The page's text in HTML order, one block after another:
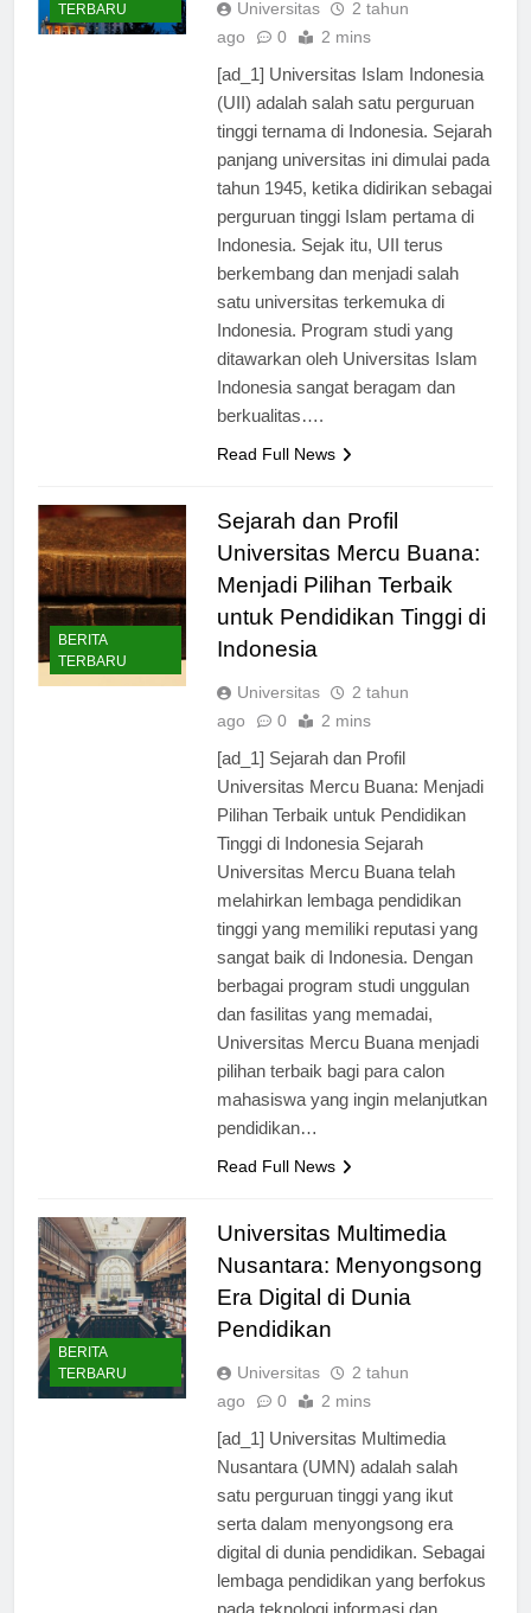
BERITA
TERBARU
Universitas
2 tahun
[ad_1] Universitas Islam Indonesia
(UII) adalah salah satu perguruan
tinggi ternama di Indonesia. Sejarah
panjang universitas ini dimulai pada
tahun 1945, ketika didirikan sebagai
perguruan tinggi Islam pertama di
Indonesia. Sejak itu, UII terus
berkembang dan menjadi salah
satu universitas terkemuka di
Indonesia. Program studi yang
ditawarkan oleh Universitas Islam
Indonesia sangat beragam dan
BERITA
TERBARU
Sejarah dan Profil
Universitas Mercu Buana:
Menjadi Pilihan Terbaik
untuk Pendidikan Tinggi di
Universitas
2 tahun
[ad_1] Sejarah dan Profil
Universitas Mercu Buana: Menjadi
Pilihan Terbaik untuk Pendidikan
Tinggi di Indonesia Sejarah
Universitas Mercu Buana telah
melahirkan lembaga pendidikan
tinggi yang memiliki reputasi yang
sangat baik di Indonesia. Dengan
berbagai program studi unggulan
dan fasilitas yang memadai,
Universitas Mercu Buana menjadi
pilihan terbaik bagi para calon
mahasiswa yang ingin melanjutkan
BERITA
TERBARU
Universitas Multimedia
Nusantara: Menyongsong
Era Digital di Dunia
Universitas
2 tahun
[ad_1] Universitas Multimedia
Nusantara (UMN) adalah salah
satu perguruan tinggi yang ikut
serta dalam menyongsong era
digital di dunia pendidikan. Sebagai
lembaga pendidikan yang berfokus